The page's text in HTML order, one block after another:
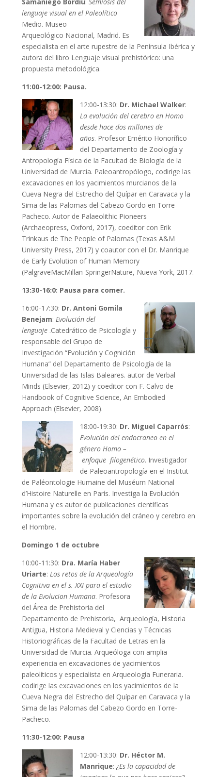
lenguaje visual en el Paleolítico
Medio. Museo
Arqueológico Nacional, Madrid. Es
especialista en el arte rupestre de la Península Ibérica y
autora del libro Lenguaje visual prehistórico: una
propuesta metodológica.
11:00-12:00: Pausa.
12:00-13:30: Dr. Michael Walker:
La evolución del cerebro en Homo
desde hace dos millones de
años. Profesor Emérito Honorífico
del Departamento de Zoología y
Antropología Física de la Facultad de Biología de la
Universidad de Murcia. Paleoantropólogo, codirige las
excavaciones en los yacimientos murcianos de la
Cueva Negra del Estrecho del Quípar en Caravaca y la
Sima de las Palomas del Cabezo Gordo en Torre-
Pacheco. Autor de Palaeolithic Pioneers
(Archaeopress, Oxford, 2017), coeditor con Erik
Trinkaus de The People of Palomas (Texas A&M
University Press, 2017) y coautor con el Dr. Manrique
de Early Evolution of Human Memory
(PalgraveMacMillan-SpringerNature, Nueva York, 2017.
13:30-16:0: Pausa para comer.
16:00-17:30: Dr. Antoni Gomila
Benejam: Evolución del
lenguaje.Catedrático de Psicología y
responsable del Grupo de
Investigación “Evolución y Cognición
Humana” del Departamento de Psicología de la
Universidad de las Islas Baleares. autor de Verbal
Minds (Elsevier, 2012) y coeditor con F. Calvo de
Handbook of Cognitive Science, An Embodied
Approach (Elsevier, 2008).
18:00-19:30: Dr. Miguel Caparrós:
Evolución del endocraneo en el
género Homo –
enfoque filogenético. Investigador
de Paleoantropología en el Institut
de Paléontologie Humaine del Muséum National
d’Histoire Naturelle en París. Investiga la Evolución
Humana y es autor de publicaciones científicas
importantes sobre la evolución del cráneo y cerebro en
el Hombre.
Domingo 1 de octubre
10:00-11:30: Dra. María Haber
Uriarte: Los retos de la Arqueología
Cognitiva en el s. XXI para el estudio
de la Evolucion Humana. Profesora
del Área de Prehistoria del
Departamento de Prehistoria, Arqueología, Historia
Antigua, Historia Medieval y Ciencias y Técnicas
Historiográficas de la Facultad de Letras en la
Universidad de Murcia. Arqueóloga con amplia
experiencia en excavaciones de yacimientos
paleolíticos y especialista en Arqueología Funeraria.
codirige las excavaciones en los yacimientos de la
Cueva Negra del Estrecho del Quípar en Caravaca y la
Sima de las Palomas del Cabezo Gordo en Torre-
Pacheco.
11:30-12:00: Pausa
12:00-13:30: Dr. Héctor M.
Manrique: ¿Es la capacidad de